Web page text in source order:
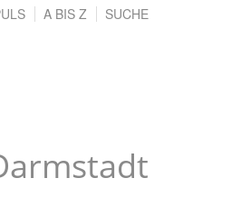
A BIS Z SUCHE